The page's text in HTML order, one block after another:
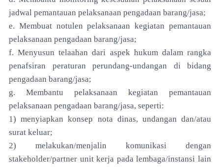
jadwal pemantauan pelaksanaan pengadaan barang/jasa;
e. Membuat notulen pelaksanaan kegiatan pemantauan
pelaksanaan pengadaan barang/jasa;
f. Menyusun telaahan dari aspek hukum dalam rangka
penafsiran peraturan perundang-undangan di bidang
pengadaan barang/jasa;
g. Membantu pelaksanaan kegiatan pemantauan
pelaksanaan pengadaan barang/jasa, seperti:
1) menyiapkan konsep nota dinas, undangan dan/atau
surat keluar;
2) melakukan/menjalin komunikasi dengan
stakeholder/partner unit kerja pada lembaga/instansi lain